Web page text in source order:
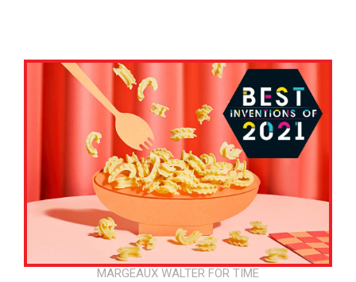
MARGEAUX WALTER FOR TIME